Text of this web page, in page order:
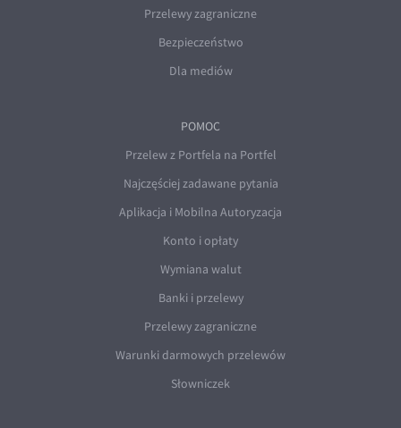
Przelewy zagraniczne
Bezpieczeństwo
Dla mediów
POMOC
Przelew z Portfela na Portfel
Najczęściej zadawane pytania
Aplikacja i Mobilna Autoryzacja
Konto i opłaty
Wymiana walut
Banki i przelewy
Przelewy zagraniczne
Warunki darmowych przelewów
Słowniczek